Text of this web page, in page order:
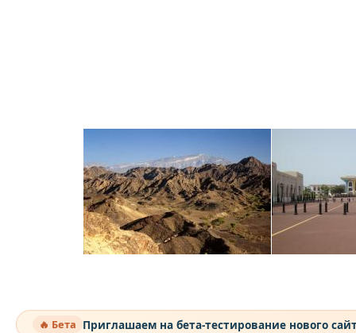
🔥 Бета Приглашаем на бета-тестирование нового